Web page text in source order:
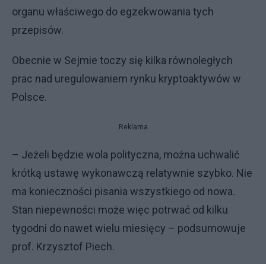
organu właściwego do egzekwowania tych
przepisów.
Obecnie w Sejmie toczy się kilka równoległych
prac nad uregulowaniem rynku kryptoaktywów w
Polsce.
Reklama
– Jeżeli będzie wola polityczna, można uchwalić
krótką ustawę wykonawczą relatywnie szybko. Nie
ma konieczności pisania wszystkiego od nowa.
Stan niepewności może więc potrwać od kilku
tygodni do nawet wielu miesięcy – podsumowuje
prof. Krzysztof Piech.